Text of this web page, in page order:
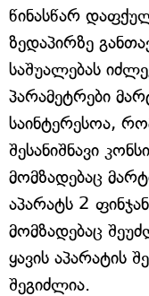
წინასწარ
ზედაპირზე
საშუალებას
პარამეტრები
საინტერესოა,
შესანიშნავი
მომზადებაც
აპარატს 2
მომზადებაც
ყავის აპარატის
შეგიძლია.